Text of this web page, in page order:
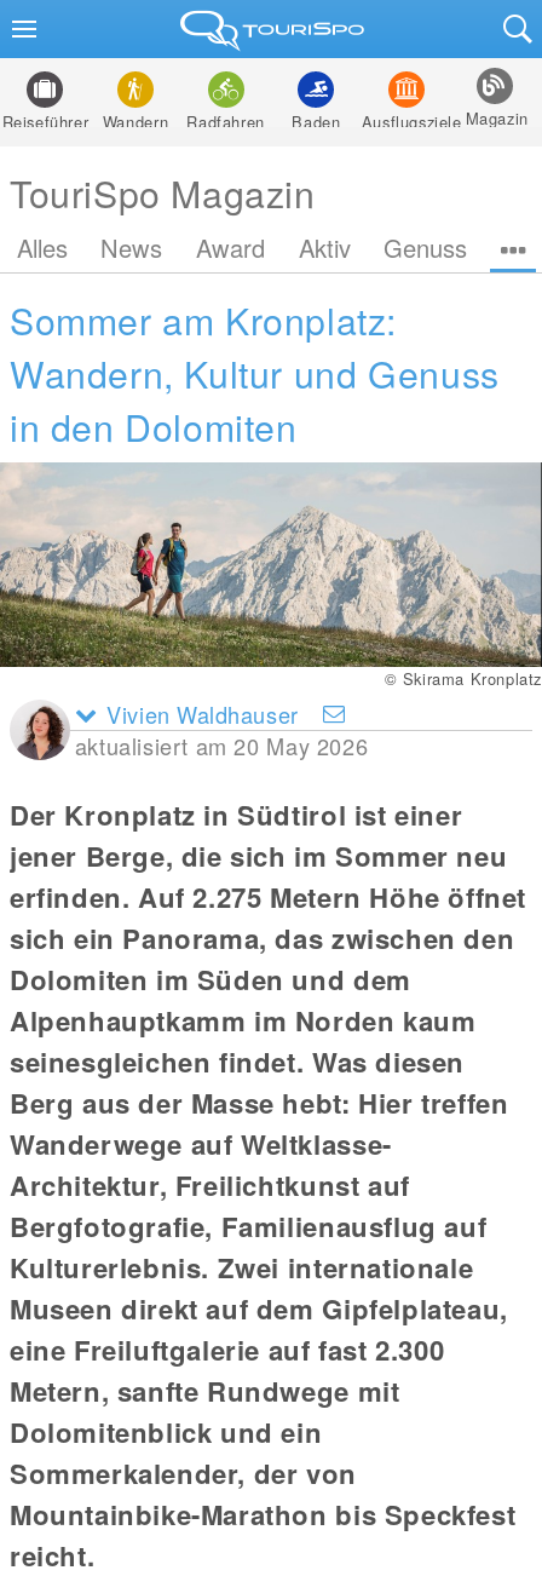
Reiseführer Wandern Radfahren Baden Ausflugsziele Magazin
TouriSpo Magazin
Alles News Award Aktiv Genuss
Sommer am Kronplatz:
Wandern, Kultur und Genuss
in den Dolomiten
© Skirama Kronplatz
Vivien Waldhauser
aktualisiert am 20 May 2026
Der Kronplatz in Südtirol ist einer
jener Berge, die sich im Sommer neu
erfinden. Auf 2.275 Metern Höhe öffnet
sich ein Panorama, das zwischen den
Dolomiten im Süden und dem
Alpenhauptkamm im Norden kaum
seinesgleichen findet. Was diesen
Berg aus der Masse hebt: Hier treffen
Wanderwege auf Weltklasse-
Architektur, Freilichtkunst auf
Bergfotografie, Familienausflug auf
Kulturerlebnis. Zwei internationale
Museen direkt auf dem Gipfelplateau,
eine Freiluftgalerie auf fast 2.300
Metern, sanfte Rundwege mit
Dolomitenblick und ein
Sommerkalender, der von
Mountainbike-Marathon bis Speckfest
reicht.